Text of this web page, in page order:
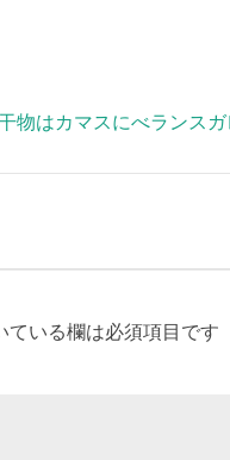
物はカマスにべランスガ
ている欄は必須項目です